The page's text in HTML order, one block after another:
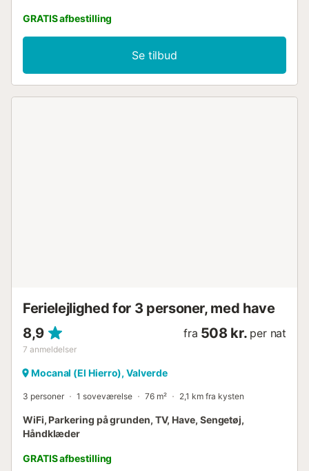
GRATIS afbestilling
Se tilbud
Ferielejlighed for 3 personer, med have
8,9
7 anmeldelser
fra 508 kr. per nat
Mocanal (El Hierro), Valverde
3 personer 1 soveværelse 76 m² 2,1 km fra kysten
WiFi, Parkering på grunden, TV, Have, Sengetøj,
Håndklæder
GRATIS afbestilling